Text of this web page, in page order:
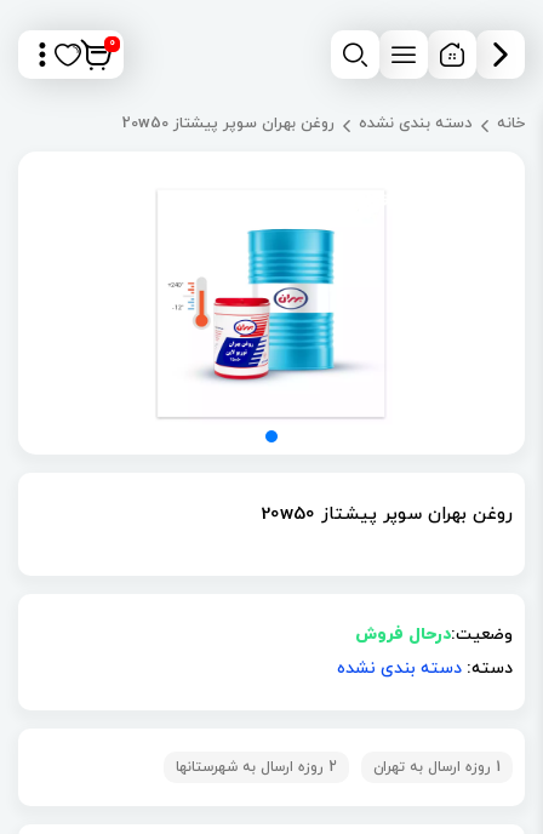
0
خانه دسته بندی نشده روغن بهران سوپر پیشتاز 20w50
روغن بهران سوپر پیشتاز 20w50
وضعیت:درحال فروش
دسته: دسته بندی نشده
1 روزه ارسال به تهران 2 روزه ارسال به شهرستانها